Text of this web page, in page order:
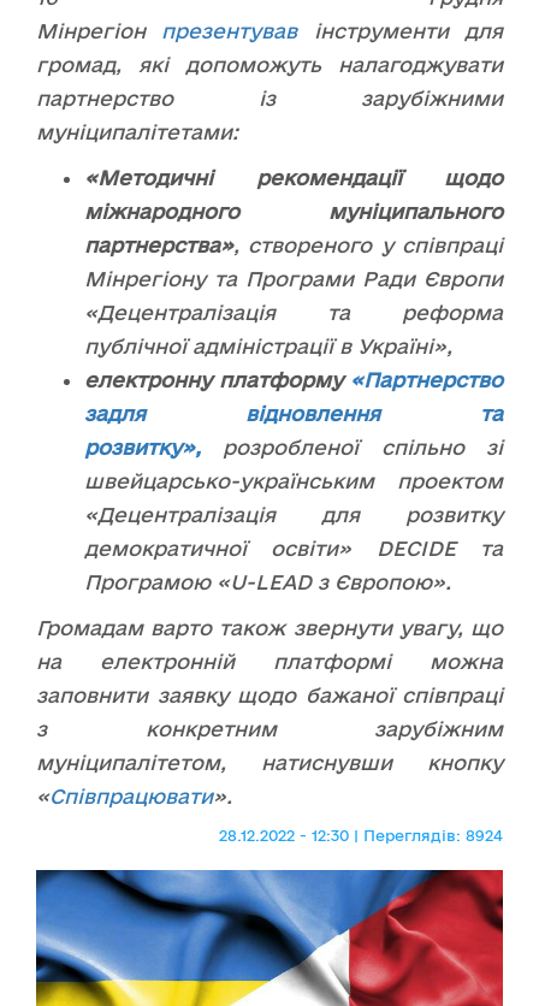
Мінрегіон презентувавінструменти для
громад, які допоможуть налагоджувати
партнерство із зарубіжними
муніципалітетами:
«Методичні рекомендації щодо
міжнародного муніципального
партнерства», створеного у співпраці
Мінрегіону та Програми Ради Європи
«Децентралізація та реформа
публічної адміністрації в Україні»,
електронну платформу «Партнерство
задля відновлення та
розвитку»,
розробленої спільно зі
швейцарсько-українським проектом
«Децентралізація для розвитку
демократичної освіти» DECIDE та
Програмою «U-LEAD з Європою».
Громадам варто також звернути увагу, що
на електронній платформі можна
заповнити заявку щодо бажаної співпраці
з конкретним зарубіжним
муніципалітетом, натиснувши кнопку
«Співпрацювати».
28.12.2022 - 12:30 | Переглядів: 8924